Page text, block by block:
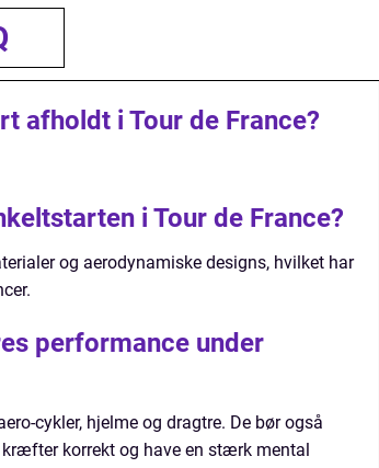
afholdt i Tour de France?
i Tour de France?
og aerodynamiske designs, hvilket har
performance under
cykler, hjelme og dragtre. De bør også
korrekt og have en stærk mental